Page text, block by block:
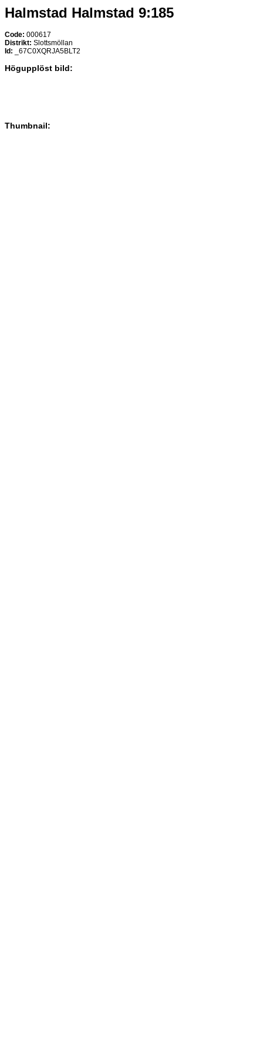
Halmstad Halmstad 9:185
Code: 000617
Distrikt: Slottsmöllan
Id: _67C0XQRJA5BLT2
Högupplöst bild:
Thumbnail: